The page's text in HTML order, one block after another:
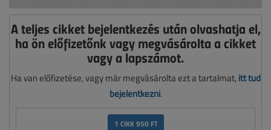
A teljes cikket bejelentkezés után olvashatja el,
ha ön előfizetőnk vagy megvásárolta a cikket
vagy a lapszámot.
Ha van előfizetése, vagy már megvásárolta ezt a tartalmat, itt tud
bejelentkezni.
1 CIKK 950 FT